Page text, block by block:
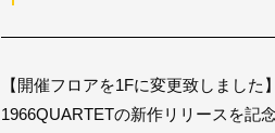
【開催フロアを1Fに変更致しました】
1966QUARTETの新作リリースを記